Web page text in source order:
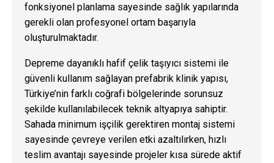
fonksiyonel planlama sayesinde sağlık yapılarında
gerekli olan profesyonel ortam başarıyla
oluşturulmaktadır.
Depreme dayanıklı hafif çelik taşıyıcı sistemi ile
güvenli kullanım sağlayan prefabrik klinik yapısı,
Türkiye’nin farklı coğrafi bölgelerinde sorunsuz
şekilde kullanılabilecek teknik altyapıya sahiptir.
Sahada minimum işçilik gerektiren montaj sistemi
sayesinde çevreye verilen etki azaltılırken, hızlı
teslim avantajı sayesinde projeler kısa sürede aktif